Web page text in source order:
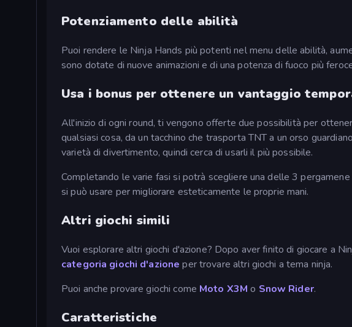
Potenziamento delle abilità
Puoi rendere le Ninja Hands più potenti nel menu delle abilità,
sono dotate di nuove animazioni e di una potenza di fuoco più
Usa i bonus per ottenere un vantaggio
All'inizio di ogni round, ti vengono offerte due possibilità per
qualsiasi cosa, da un tacchino che trasporta TNT a un orso
varietà di divertimento, quindi cerca di usarli il più possibile.
Completando le varie fasi si potrà scegliere una delle 3
si può usare per migliorare esteticamente le proprie mani.
Altri giochi simili
Vuoi esplorare altri giochi d'azione? Dopo aver finito di giocare a
categoria giochi d'azioneper trovare altri giochi a tema ninja.
Puoi anche provare giochi come Moto X3M o Snow Rider.
Caratteristiche